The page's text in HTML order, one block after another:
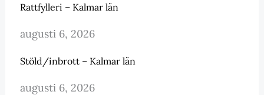
Rattfylleri – Kalmar län
augusti 6, 2026
Stöld/inbrott – Kalmar län
augusti 6, 2026